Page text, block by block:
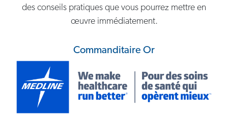
des conseils pratiques que vous pourrez mettre en
œuvre immédiatement.
Commanditaire Or